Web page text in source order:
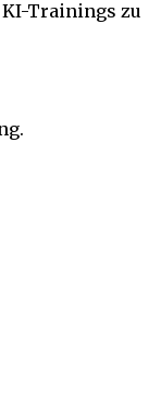
KI-Trainings zu